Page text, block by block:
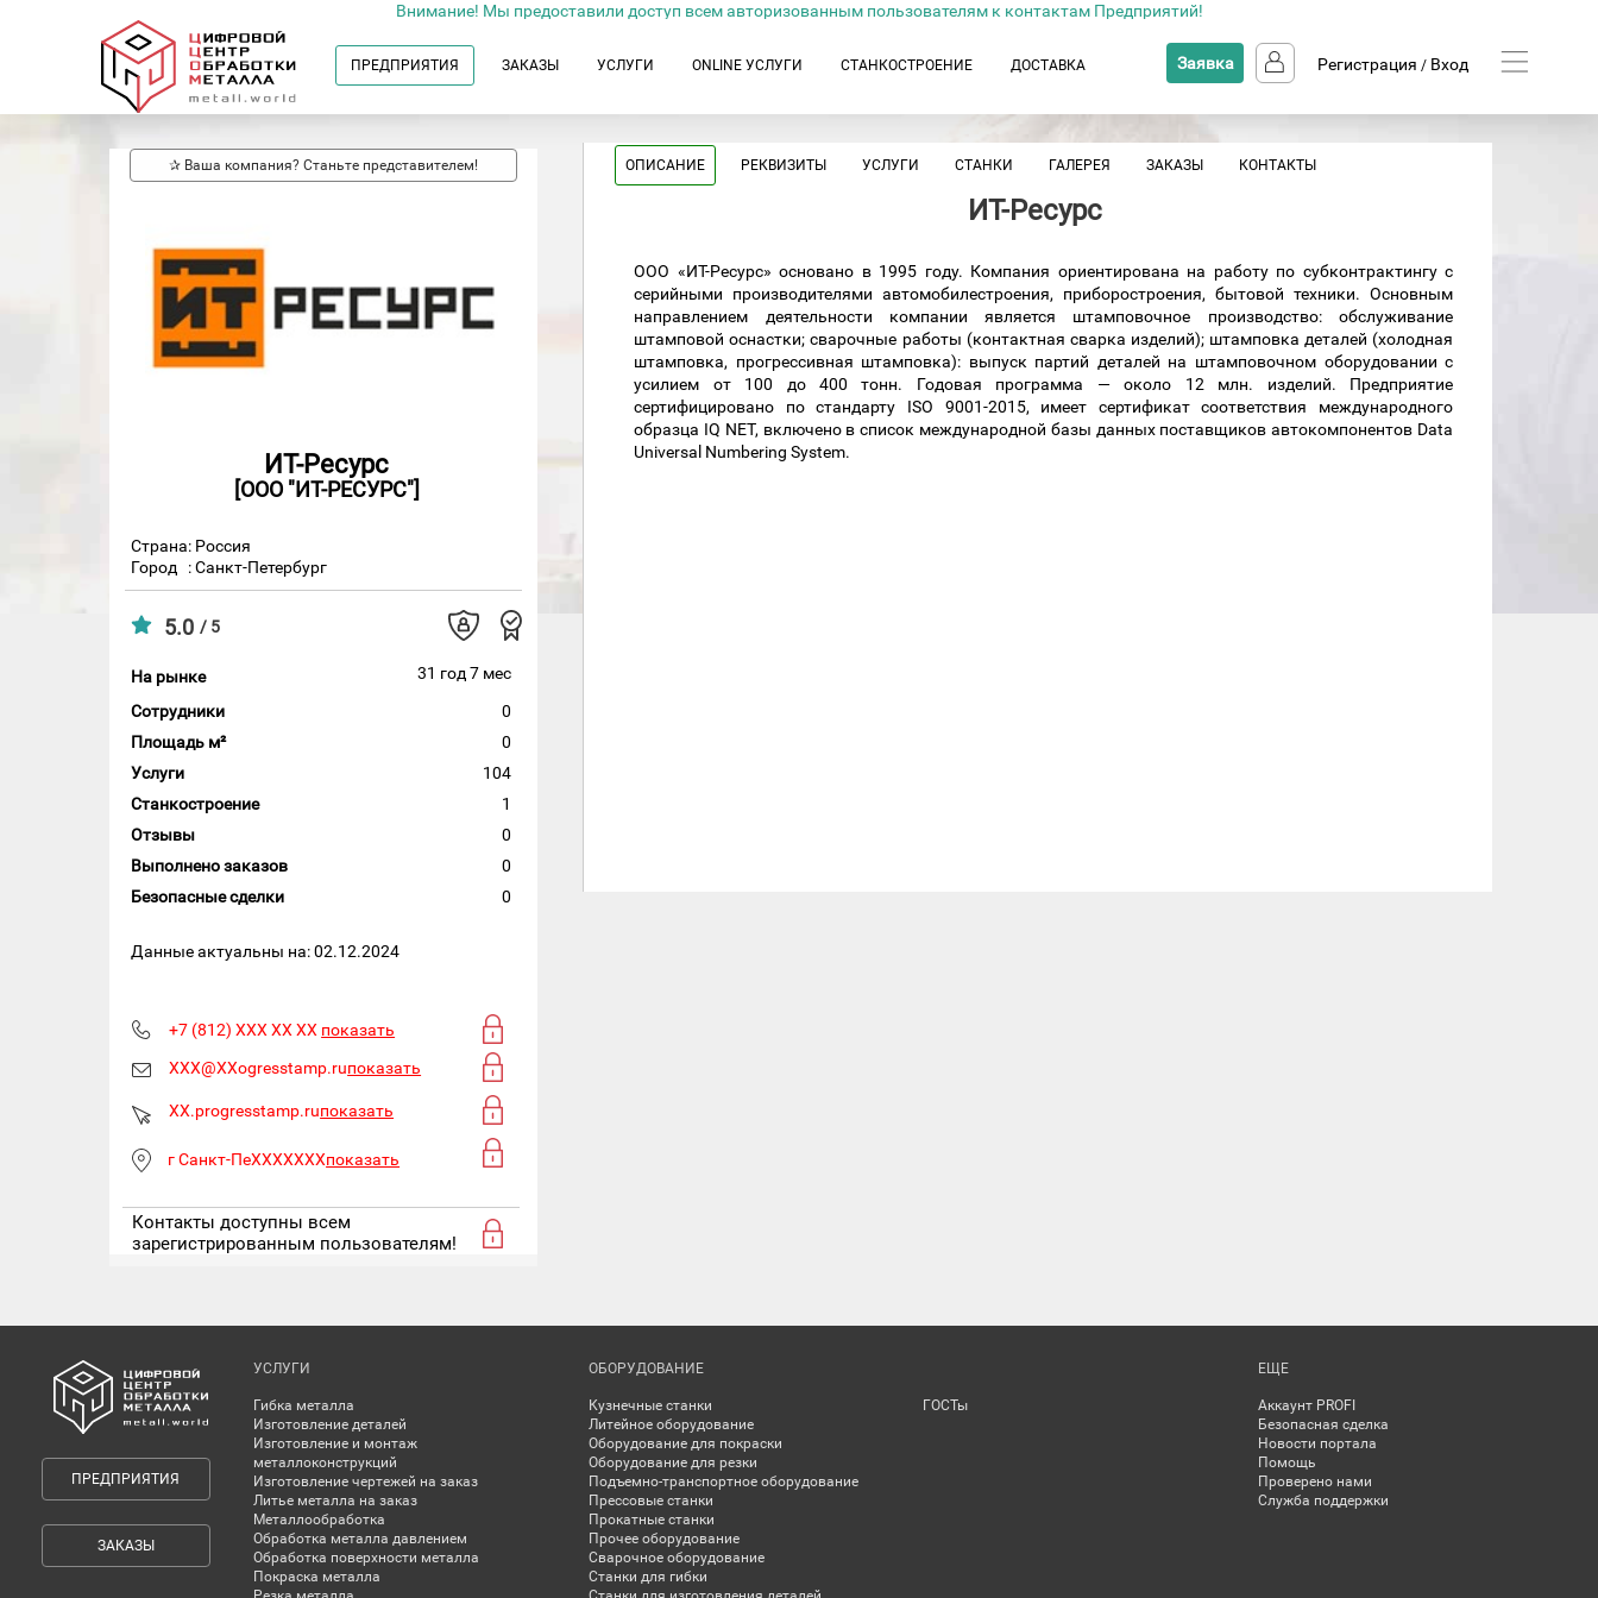
Внимание! Мы предоставили доступ всем авторизованным пользователям к контактам Предприятий!
ПРЕДПРИЯТИЯ ЗАКАЗЫ УСЛУГИ ONLINE УСЛУГИ СТАНКОСТРОЕНИЕ ДОСТАВКА Заявка Регистрация / Вход
✰ Ваша компания? Станьте представителем!
ИТ-Ресурс
[ООО "ИТ-РЕСУРС"]
Страна: Россия
Город
: Санкт-Петербург
5.0 / 5
На рынке
31 год 7 мес
Сотрудники
0
Площадь м²
0
Услуги
104
Станкостроение
1
Отзывы
0
Выполнено заказов
0
Безопасные сделки
0
Данные актуальны на: 02.12.2024
+7 (812) XXX XX XX показать
XXX@XXogresstamp.ruпоказать
XX.progresstamp.ruпоказать
г Санкт-ПеXXXXXXXпоказать
Контакты доступны всем
зарегистрированным пользователям!
ОПИСАНИЕ РЕКВИЗИТЫ УСЛУГИ СТАНКИ ГАЛЕРЕЯ ЗАКАЗЫ КОНТАКТЫ
ИТ-Ресурс
OOO «ИТ-Ресурс» основано в 1995 году. Компания ориентирована на работу по субконтрактингу с
серийными производителями автомобилестроения, приборостроения, бытовой техники. Основным
направлением деятельности компании является штамповочное производство: обслуживание
штамповой оснастки; сварочные работы (контактная сварка изделий); штамповка деталей (холодная
штамповка, прогрессивная штамповка): выпуск партий деталей на штамповочном оборудовании с
усилием от 100 до 400 тонн. Годовая программа — около 12 млн. изделий. Предприятие
сертифицировано по стандарту ISO 9001-2015, имеет сертификат соответствия международного
образца IQ NET, включено в список международной базы данных поставщиков автокомпонентов Data
Universal Numbering System.
ПРЕДПРИЯТИЯ
ЗАКАЗЫ
УСЛУГИ
Гибка металла
Изготовление деталей
Изготовление и монтаж
металлоконструкций
Изготовление чертежей на заказ
Литье металла на заказ
Металлообработка
Обработка металла давлением
Обработка поверхности металла
Покраска металла
ОБОРУДОВАНИЕ
Кузнечные станки
Литейное оборудование
Оборудование для покраски
Оборудование для резки
Подъемно-транспортное оборудование
Прессовые станки
Прокатные станки
Прочее оборудование
Сварочное оборудование
Станки для гибки
ГОСТы
ЕЩЕ
Аккаунт PROFI
Безопасная сделка
Новости портала
Помощь
Проверено нами
Служба поддержки